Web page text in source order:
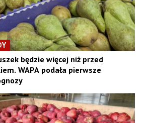
będzie więcej niż przed
WAPA podała pierwsze